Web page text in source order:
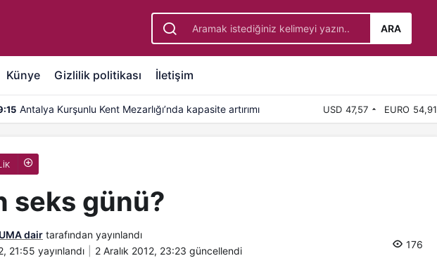
ARA
Künye Gizlilik politikası İletişim
Antalya Kurşunlu Kent Mezarlığı’nda kapasite artırımı USD 47,57 EURO 54,91
seks günü?
dair tarafından yayınlandı
21:55 yayınlandı 2 Aralık 2012, 23:23 güncellendi
176